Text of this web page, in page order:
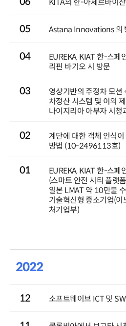
KITA의 한-아제르바이
05 Astana Innovations 의
04
EUREKA, KIAT 한-스페
리핀 바기오 시 방문
03
영상기반의 주정차 모션
차정산 시스템 및 이의
나이지리아 아부자 시청
02
계단에 대한 객체 인식
방법 (10-2496113호)
01
EUREKA, KIAT 한-스페
(스마트 안전 시티 플랫
일본 LMAT 약 10만불
기술혁신형 중소기업(이
처기업부)
2022
12 소프트웨이브 ICT 및